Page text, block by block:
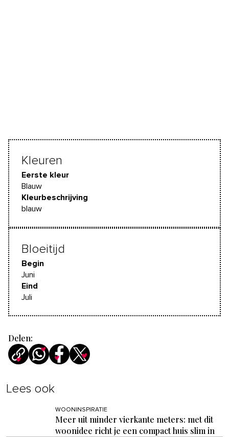
Kleuren
Eerste kleur
Blauw
Kleurbeschrijving
blauw
Bloeitijd
Begin
Juni
Eind
Juli
Delen:
Lees ook
WOONINSPIRATIE
Meer uit minder vierkante meters: met dit
woonidee richt je een compact huis slim in